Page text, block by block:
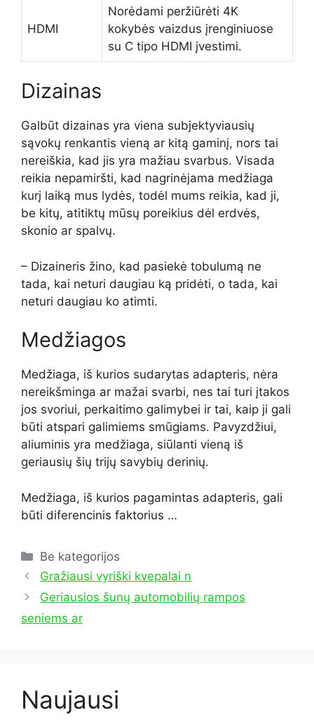
HDMI
Norėdami peržiūrėti 4K
kokybės vaizdus įrenginiuose
su C tipo HDMI įvestimi.
Dizainas
Galbūt dizainas yra viena subjektyviausių
sąvokų renkantis vieną ar kitą gaminį, nors tai
nereiškia, kad jis yra mažiau svarbus. Visada
reikia nepamiršti, kad nagrinėjama medžiaga
kurį laiką mus lydės, todėl mums reikia, kad ji,
be kitų, atitiktų mūsų poreikius dėl erdvės,
skonio ar spalvų.
– Dizaineris žino, kad pasiekė tobulumą ne
tada, kai neturi daugiau ką pridėti, o tada, kai
neturi daugiau ko atimti.
Medžiagos
Medžiaga, iš kurios sudarytas adapteris, nėra
nereikšminga ar mažai svarbi, nes tai turi įtakos
jos svoriui, perkaitimo galimybei ir tai, kaip ji gali
būti atspari galimiems smūgiams. Pavyzdžiui,
aliuminis yra medžiaga, siūlanti vieną iš
geriausių šių trijų savybių derinių.
Medžiaga, iš kurios pagamintas adapteris, gali
būti diferencinis faktorius …
Kategorijos
Be kategorijos
Gražiausi vyriški kvepalai n
Geriausios šunų automobilių rampos
seniems ar
Naujausi